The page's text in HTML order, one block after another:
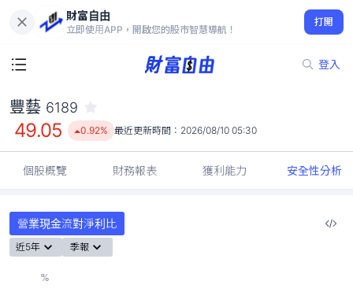
財富自由
立即使用APP，開啟您的股市智慧導航！
打開
登入
49.05
0.92%
豐藝 6189
49.05 0.92% 最近更新時間： 2026/08/10 05:30
個股概覽 財務報表 獲利能力 安全性分析
營業現金流對淨利比
近5年 季報